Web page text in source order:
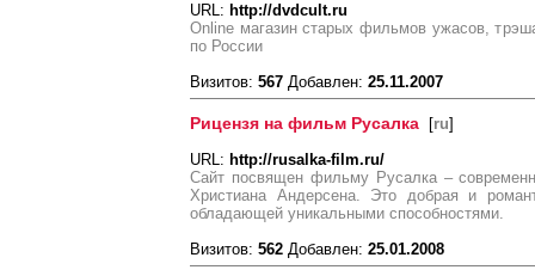
URL: http://dvdcult.ru
Online магазин старых фильмов ужасов,
по России
Визитов: 567 Добавлен: 25.11.2007
Рицензя на фильм Русалка [ru]
URL: http://rusalka-film.ru/
Сайт посвящен фильму Русалка –
Христиана Андерсена. Это добрая и
обладающей уникальными способностями.
Визитов: 562 Добавлен: 25.01.2008